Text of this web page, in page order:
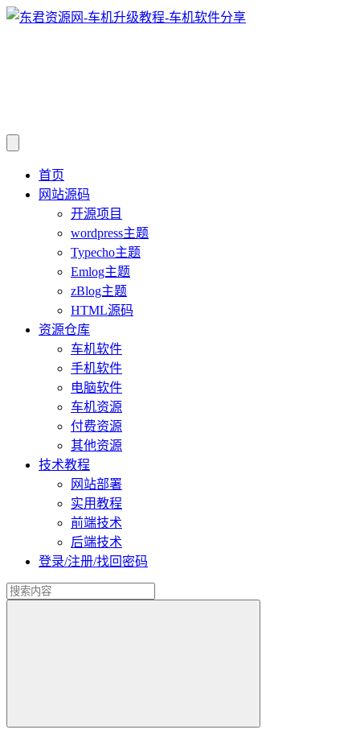
首页
网站源码
开源项目
wordpress主题
Typecho主题
Emlog主题
zBlog主题
HTML源码
资源仓库
车机软件
手机软件
电脑软件
车机资源
付费资源
其他资源
技术教程
网站部署
实用教程
前端技术
后端技术
登录/注册/找回密码